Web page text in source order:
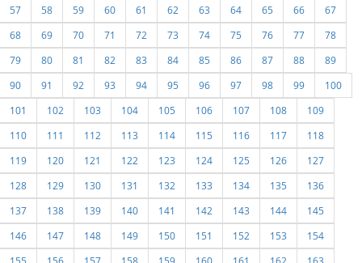
57
58 59 60 61 62 63 64 65 66
67
68
69 70 71 72 73 74 75 76 77
78
79
80 81 82 83 84 85 86 87 88
89
90
91 92 93 94 95 96 97 98 99
100
101
102 103 104 105 106 107 108
109
110
111 112 113 114 115 116 117
118
119
120 121 122 123 124 125 126
127
128
129 130 131 132 133 134 135
136
137
138 139 140 141 142 143 144
145
146
147 148 149 150 151 152 153
154